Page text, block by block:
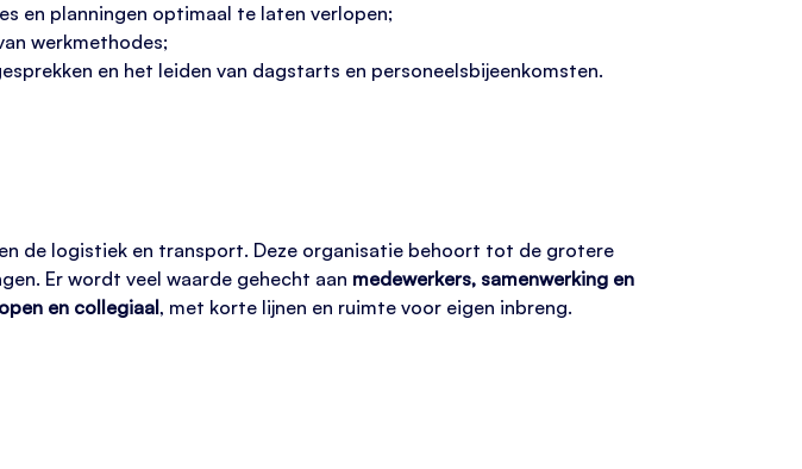
en planningen optimaal te laten verlopen;
werkmethodes;
en het leiden van dagstarts en personeelsbijeenkomsten.
de logistiek en transport. Deze organisatie behoort tot de grotere
Er wordt veel waarde gehecht aan medewerkers, samenwerking en
en collegiaal, met korte lijnen en ruimte voor eigen inbreng.